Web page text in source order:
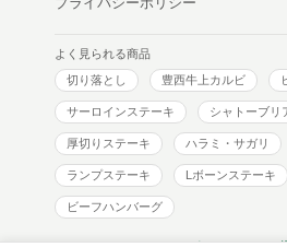
プライバシーポリシー
よく見られる商品
切り落とし
豊西牛上カルビ
サーロインステーキ シャトーブリ
厚切りステーキ ハラミ・サガリ
ランプステーキ Lボーンステーキ
ビーフハンバーグ